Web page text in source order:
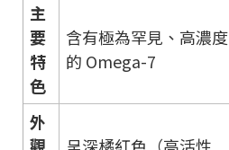
主
要
特
色
含有極為罕見、高濃度
的 Omega-7
外